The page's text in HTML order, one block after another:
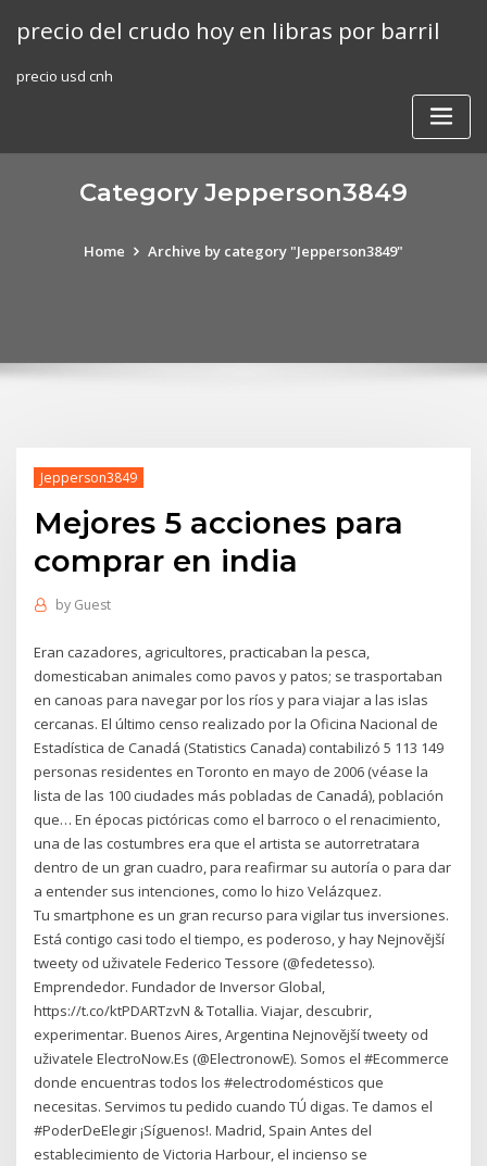
precio del crudo hoy en libras por barril
precio usd cnh
Category Jepperson3849
Home Archive by category "Jepperson3849"
Jepperson3849
Mejores 5 acciones para
comprar en india
by Guest
Eran cazadores, agricultores, practicaban la pesca,
domesticaban animales como pavos y patos; se trasportaban
en canoas para navegar por los ríos y para viajar a las islas
cercanas. El último censo realizado por la Oficina Nacional de
Estadística de Canadá (Statistics Canada) contabilizó 5 113 149
personas residentes en Toronto en mayo de 2006 (véase la
lista de las 100 ciudades más pobladas de Canadá), población
que… En épocas pictóricas como el barroco o el renacimiento,
una de las costumbres era que el artista se autorretratara
dentro de un gran cuadro, para reafirmar su autoría o para dar
a entender sus intenciones, como lo hizo Velázquez.
Tu smartphone es un gran recurso para vigilar tus inversiones.
Está contigo casi todo el tiempo, es poderoso, y hay Nejnovější
tweety od uživatele Federico Tessore (@fedetesso).
Emprendedor. Fundador de Inversor Global,
https://t.co/ktPDARTzvN & Totallia. Viajar, descubrir,
experimentar. Buenos Aires, Argentina Nejnovější tweety od
uživatele ElectroNow.Es (@ElectronowE). Somos el #Ecommerce
donde encuentras todos los #electrodomésticos que
necesitas. Servimos tu pedido cuando TÚ digas. Te damos el
#PoderDeElegir ¡Síguenos!. Madrid, Spain Antes del
establecimiento de Victoria Harbour, el incienso se